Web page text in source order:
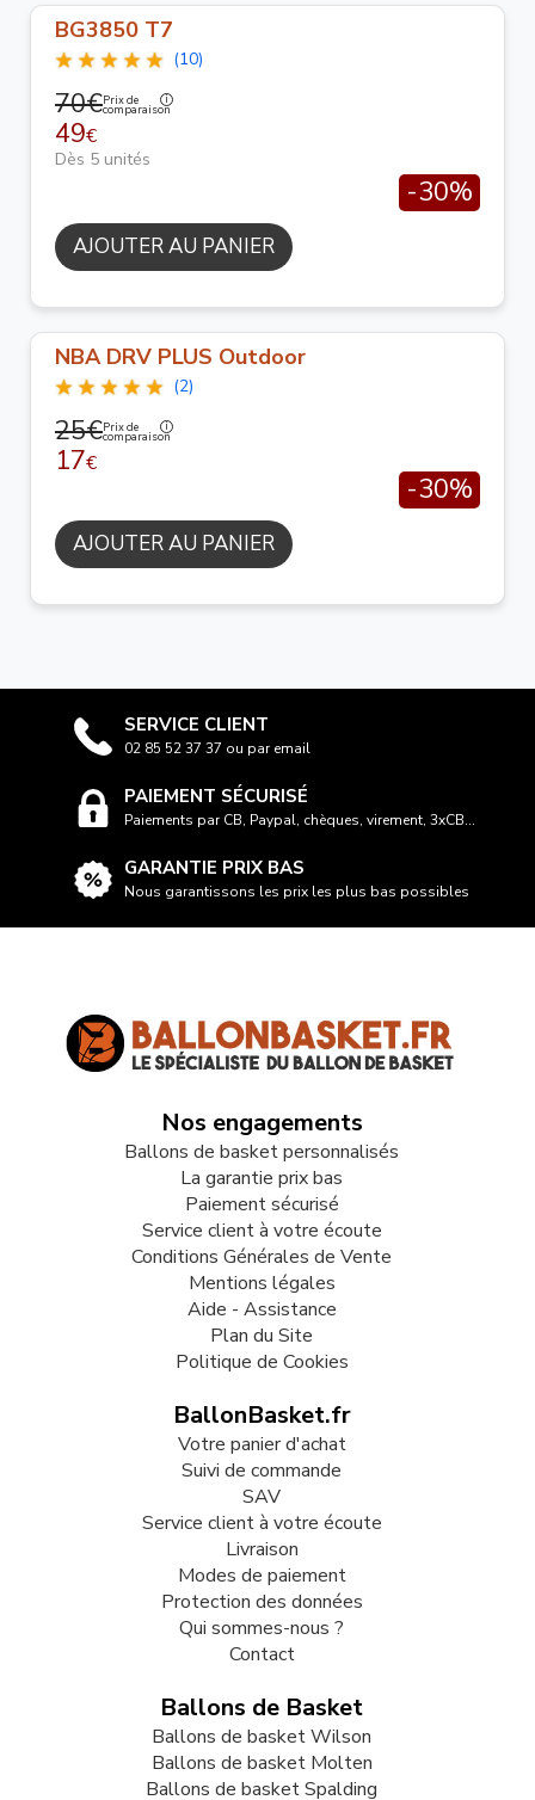
BG3850 T7
(10)
70€Prix de
comparaison
49€
Dès 5 unités
-30%
AJOUTER AU PANIER
NBA DRV PLUS Outdoor
(2)
25€Prix de
comparaison
17€
-30%
AJOUTER AU PANIER
SERVICE CLIENT
02 85 52 37 37 ou par email
PAIEMENT SÉCURISÉ
Paiements par CB, Paypal, chèques, virement, 3xCB...
GARANTIE PRIX BAS
Nous garantissons les prix les plus bas possibles
Nos engagements
Ballons de basket personnalisés
La garantie prix bas
Paiement sécurisé
Service client à votre écoute
Conditions Générales de Vente
Mentions légales
Aide - Assistance
Plan du Site
Politique de Cookies
BallonBasket.fr
Votre panier d'achat
Suivi de commande
SAV
Service client à votre écoute
Livraison
Modes de paiement
Protection des données
Qui sommes-nous ?
Contact
Ballons de Basket
Ballons de basket Wilson
Ballons de basket Molten
Ballons de basket Spalding